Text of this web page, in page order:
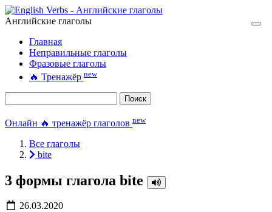
Английские глаголы
Главная
Неправильные глаголы
Фразовые глаголы
🔥 Тренажёр new
Поиск
Онлайн 🔥 тренажёр глаголов new
Все глаголы
bite
3 формы глагола bite
26.03.2020